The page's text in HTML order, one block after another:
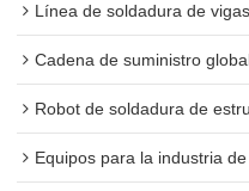
Línea de soldadura de
Cadena de suministro
Robot de soldadura de
Equipos para la industria